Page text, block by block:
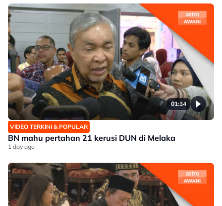
01:34
VIDEO TERKINI & POPULAR
BN mahu pertahan 21 kerusi DUN di Melaka
1 day ago